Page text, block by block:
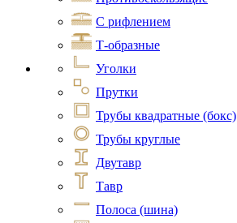
С рифлением
Т-образные
Уголки
Прутки
Трубы квадратные (бокс)
Трубы круглые
Двутавр
Тавр
Полоса (шина)